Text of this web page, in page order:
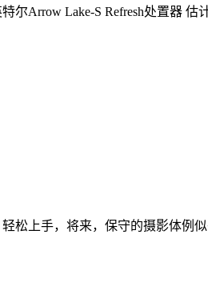
Arrow Lake-S Refresh处置器 估
松上手，将来，保守的摄影体例